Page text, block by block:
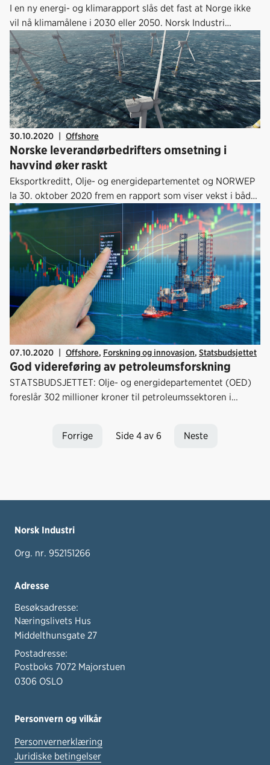
I en ny energi- og klimarapport slås det fast at Norge ikke
vil nå klimamålene i 2030 eller 2050. Norsk Industri
etterlyser politisk besluttsomhet i møte med omstillingen
av norsk økonomi og energisektor.
30.10.2020 | Offshore
Norske leverandørbedrifters omsetning i
havvind øker raskt
Eksportkreditt, Olje- og energidepartementet og NORWEP
la 30. oktober 2020 frem en rapport som viser vekst i både
internasjonal og norsk omsetning for leverandører til
fornybarnæringen i 2019, og havvind-markedet øker raskt.
07.10.2020 | Offshore, Forskning og innovasjon, Statsbudsjettet
God videreføring av petroleumsforskning
STATSBUDSJETTET: Olje- og energidepartementet (OED)
foreslår 302 millioner kroner til petroleumssektoren i
Forrige
Side 4 av 6 Neste
Norsk Industri
Org. nr. 952151266
Adresse
Besøksadresse:
Næringslivets Hus
Middelthunsgate 27
Postadresse:
Postboks 7072 Majorstuen
0306 OSLO
Personvern og vilkår
Personvernerklæring
Juridiske betingelser